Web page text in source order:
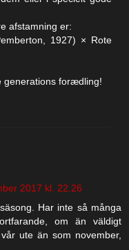
afstamning er:
1927) × Rote
generations forædling!
2017 kl. 22.26
Har inte så många
om än väldigt
ute än som november,